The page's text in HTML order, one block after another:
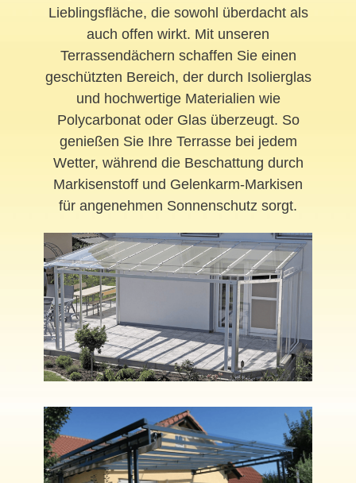
Lieblingsfläche, die sowohl überdacht als
auch offen wirkt. Mit unseren
Terrassendächern schaffen Sie einen
geschützten Bereich, der durch Isolierglas
und hochwertige Materialien wie
Polycarbonat oder Glas überzeugt. So
genießen Sie Ihre Terrasse bei jedem
Wetter, während die Beschattung durch
Markisenstoff und Gelenkarm-Markisen
für angenehmen Sonnenschutz sorgt.